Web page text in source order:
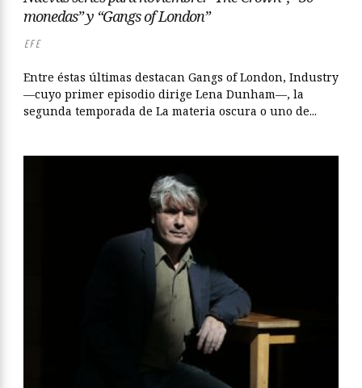
monedas” y “Gangs of London”
EFE
Entre éstas últimas destacan Gangs of London, Industry
—cuyo primer episodio dirige Lena Dunham—, la
segunda temporada de La materia oscura o uno de...